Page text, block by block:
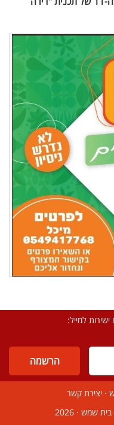
למייל:
· יצירת קשר
בית שמש · 2026